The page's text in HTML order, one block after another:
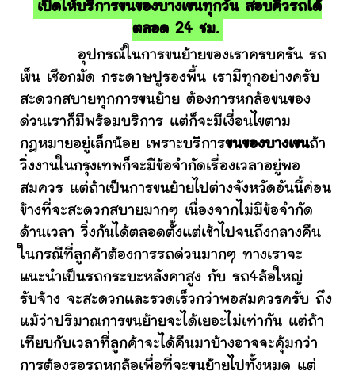
เปิดให้บริการขนของบางเขนทุกวัน สอบคิวรถได้
ตลอด 24 ชม.
อุปกรณ์ในการขนย้ายของเราครบครัน รถ
เข็น เชือกมัด กระดาษปูรองพื้น เรามีทุกอย่างครับ
สะดวกสบายทุกการขนย้าย ต้องการหกล้อขนของ
ด่วนเราก็มีพร้อมบริการ แต่ก็จะมีเงื่อนไขตาม
กฎหมายอยู่เล็กน้อย เพราะบริการขนของบางเขนถ้า
วิ่งงานในกรุงเทพก็จะมีข้อจำกัดเรื่องเวลาอยู่พอ
สมควร แต่ถ้าเป็นการขนย้ายไปต่างจังหวัดอันนี้ค่อน
ข้างที่จะสะดวกสบายมากๆ เนื่องจากไม่มีข้อจำกัด
ด้านเวลา วิ่งกันได้ตลอดตั้งแต่เช้าไปจนถึงกลางคืน
ในกรณีที่ลูกค้าต้องการรถด่วนมากๆ ทางเราจะ
แนะนำเป็นรถกระบะหลังคาสูง กับ รถ4ล้อใหญ่
รับจ้าง จะสะดวกและรวดเร็วกว่าพอสมควรครับ ถึง
แม้ว่าปริมาณการขนย้ายจะได้เยอะไม่เท่ากัน แต่ถ้า
เทียบกับเวลาที่ลูกค้าจะได้คืนมาบ้างอาจจะคุ้มกว่า
การต้องรอรถหกล้อเพื่อที่จะขนย้ายไปทั้งหมด แต่